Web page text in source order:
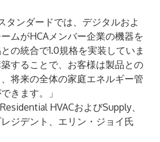
タンダードでは、デジタルおよ
ムがHCAメンバー企業の機器を
の統合で1.0規格を実装していま
することで、お客様は製品との
将来の全体の家庭エネルギー管
きます。」
HVACおよびSupply、
ジデント、エリン・ジョイ氏